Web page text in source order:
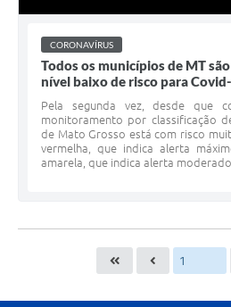
CORONAVÍRUS
Todos os municípios de MT
nível baixo de risco para
Pela segunda vez, desde que
monitoramento por classificação
de Mato Grosso está com risco
vermelha, que indica alerta
amarela, que indica alerta moderado.